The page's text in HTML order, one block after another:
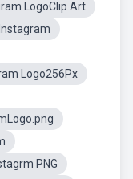
LogoClip Art
Logo256Px
PNG